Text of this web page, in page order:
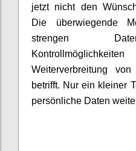
jetzt nicht den
Die überwiegende
strengen
Weiterverbreitung
betrifft. Nur ein kleiner
persönliche Daten